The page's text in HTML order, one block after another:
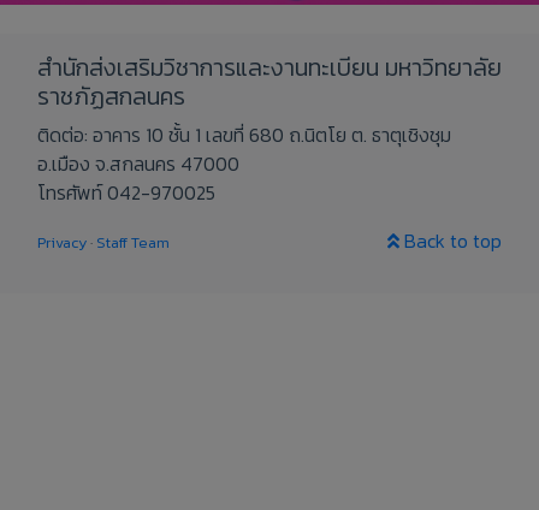
สำนักส่งเสริมวิชาการและงานทะเบียน มหาวิทยาลัย
ราชภัฏสกลนคร
ติดต่อ: อาคาร 10 ชั้น 1 เลขที่ 680 ถ.นิตโย ต. ธาตุเชิงชุม
อ.เมือง จ.สกลนคร 47000
โทรศัพท์ 042-970025
Back to top
Privacy· Staff Team